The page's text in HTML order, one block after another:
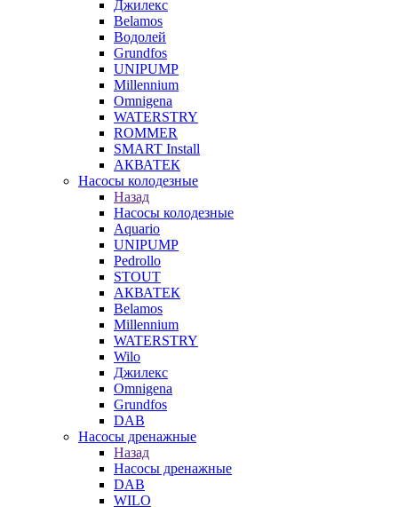
Джилекс
Belamos
Водолей
Grundfos
UNIPUMP
Millennium
Omnigena
WATERSTRY
ROMMER
SMART Install
АКВАТЕК
Насосы колодезные
Назад
Насосы колодезные
Aquario
UNIPUMP
Pedrollo
STOUT
АКВАТЕК
Belamos
Millennium
WATERSTRY
Wilo
Джилекс
Omnigena
Grundfos
DAB
Насосы дренажные
Назад
Насосы дренажные
DAB
WILO